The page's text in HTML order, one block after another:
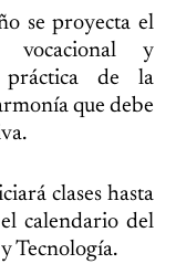
se proyecta el
vocacional y
práctica de la
que debe
clases hasta
calendario del
Tecnología.